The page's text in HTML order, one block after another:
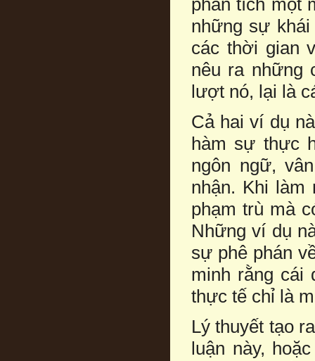
phân tích một
những sự
các thời gian
nêu ra những
lượt nó, lại là
Cả hai ví dụ
hàm sự thực
ngôn ngữ,
nhận. Khi làm
phạm trù mà
Những ví dụ
sự phê phán
minh rằng cái
thực tế chỉ là
Lý thuyết tạo
luận này,